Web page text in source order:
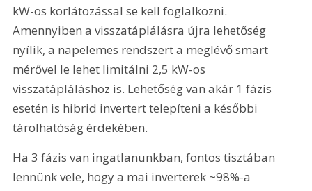
kW-os korlátozással se kell foglalkozni.
Amennyiben a visszatáplálásra újra lehetőség
nyílik, a napelemes rendszert a meglévő smart
mérővel le lehet limitálni 2,5 kW-os
visszatápláláshoz is. Lehetőség van akár 1 fázis
esetén is hibrid invertert telepíteni a későbbi
tárolhatóság érdekében.
Ha 3 fázis van ingatlanunkban, fontos tisztában
lennünk vele, hogy a mai inverterek ~98%-a